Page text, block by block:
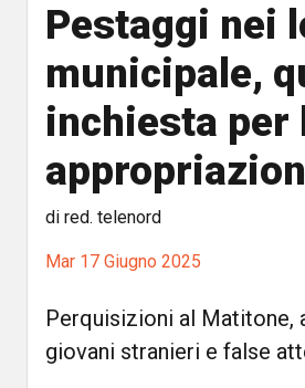
Pestaggi nei
municipale,
inchiesta per
di red. telenord
Mar 17 Giugno 2025
Perquisizioni al Matitone,
giovani stranieri e false